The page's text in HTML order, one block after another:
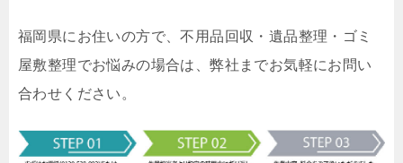
福岡県にお住いの方で、不用品回収・遺品整理・ゴミ
屋敷整理でお悩みの場合は、弊社までお気軽にお問い
合わせください。